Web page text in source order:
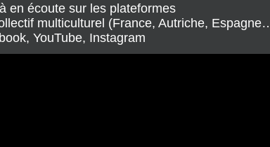
en écoute sur les plateformes
multiculturel (France, Autriche,
YouTube, Instagram